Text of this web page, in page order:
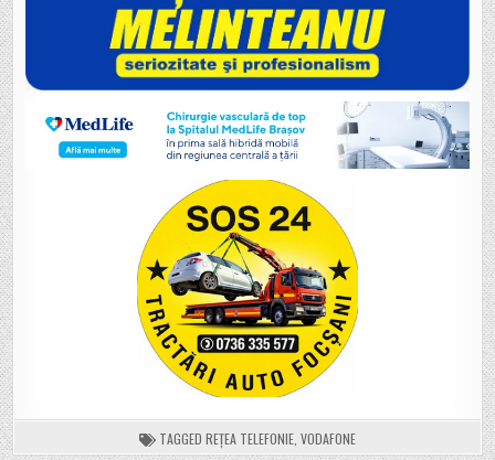
TAGGED REȚEA TELEFONIE VODAFONE